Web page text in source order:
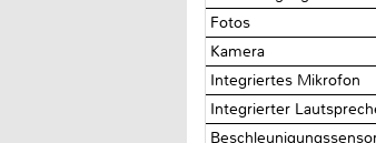
Fotos
Kamera
Integriertes Mikrofon
Integrierter